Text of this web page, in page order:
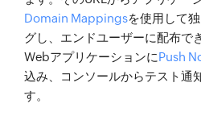
Domain Mappingsを使用して
グし、エンドユーザーに配布で
WebアプリケーションにPush
込み、コンソールからテスト通
す。